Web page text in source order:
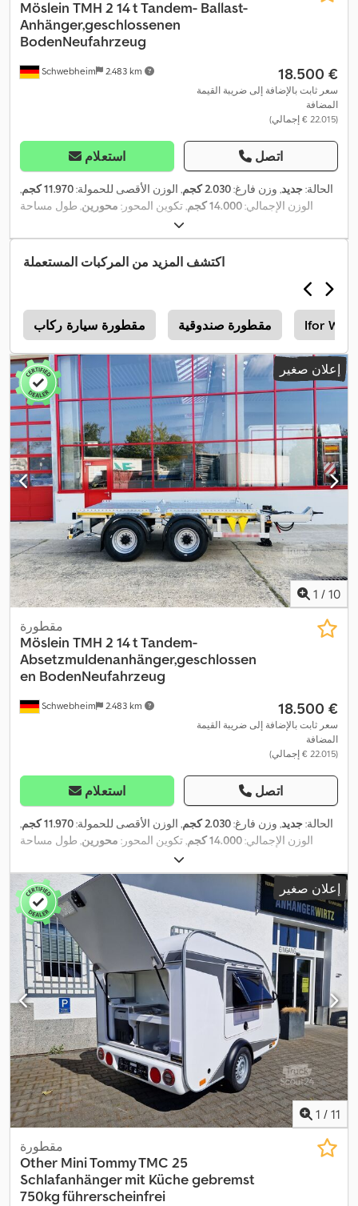
Schwebheim 2.483 km
Möslein TMH 2 14 t Tandem- Ballast-
Anhänger,geschlossenen
BodenNeufahrzeug
‏18.500 €
سعر ثابت بالإضافة إلى ضريبة القيمة
المضافة
(‏22.015 € إجمالي)
استعلام اتصل
الحالة:جديد, وزن فارغ:2.030 كجم , الوزن الأقصى للحمولة:11.970 كجم
,
الوزن الإجمالي:14.000 كجم , تكوين المحور: محورين, طول مساحة
, عرض مساحة التحميل:
مقاس الإطار:285 /70 R19,5 , لون:آخر, نوع التروس:آخر, مقاس الإطار
الأمامي: 285 /70 R19,5 , مقاس الإطار الخلفي:
, وقود:ديزل حيوي
اكتشف المزيد من المركبات المستعملة
مقطورة سيارة ركاب مقطورة صندوقية Ifor
إعلان صغير
1 / 10
Schwebheim 2.483 km
مقطورة
Möslein TMH 2 14 t Tandem-
Absetzmuldenanhänger,geschlossen
en BodenNeufahrzeug
‏18.500 €
سعر ثابت بالإضافة إلى ضريبة القيمة
المضافة
(‏22.015 € إجمالي)
استعلام اتصل
الحالة:جديد, وزن فارغ:2.030 كجم , الوزن الأقصى للحمولة:11.970 كجم
,
الوزن الإجمالي:14.000 كجم , تكوين المحور: محورين, طول مساحة
, عرض مساحة التحميل:
مقاس الإطار:285 /70 R19,5 , لون:آخر, نوع التروس:آخر, مقاس الإطار
الأمامي:
285 /70 R19,5 , مقاس الإطار الخلفي: 285 /70 R19,5, كابينة
السائق:آخر , فئة الانبعاثات: ديزل حيوي , معدات: فرملة
إعلان صغير
1 / 11
مقطورة
Other Mini Tommy TMC 25
Schlafanhänger mit Küche gebremst
750kg führerscheinfrei